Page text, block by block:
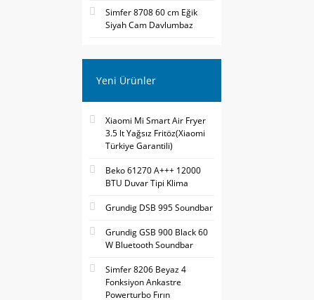
Simfer 8708 60 cm Eğik
Siyah Cam Davlumbaz
Yeni Ürünler
Xiaomi Mi Smart Air Fryer
3.5 lt Yağsız Fritöz(Xiaomi
Türkiye Garantili)
Beko 61270 A+++ 12000
BTU Duvar Tipi Klima
Grundig DSB 995 Soundbar
Grundig GSB 900 Black 60
W Bluetooth Soundbar
Simfer 8206 Beyaz 4
Fonksiyon Ankastre
Powerturbo Fırın